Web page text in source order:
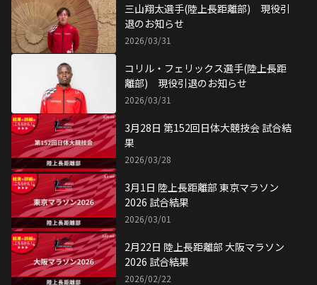
三山翔太選手(陸上長距離部) 現役引
退のお知らせ
2026/03/31
コリル・フェリックス選手(陸上長距
離部) 現役引退のお知らせ
2026/03/31
3月28日 第152回日体大競技会 試合結
果
2026/03/28
3月1日 陸上長距離部 東京マラソン
2026 試合結果
2026/03/01
2月22日 陸上長距離部 大阪マラソン
2026 試合結果
2026/02/22